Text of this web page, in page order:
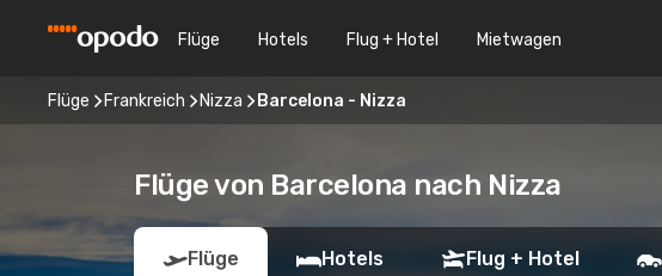
Flüge Hotels Flug + Hotel Mietwagen
Flüge Frankreich Nizza Barcelona - Nizza
Flüge von Barcelona nach Nizza
Flüge Hotels Flug + Hotel